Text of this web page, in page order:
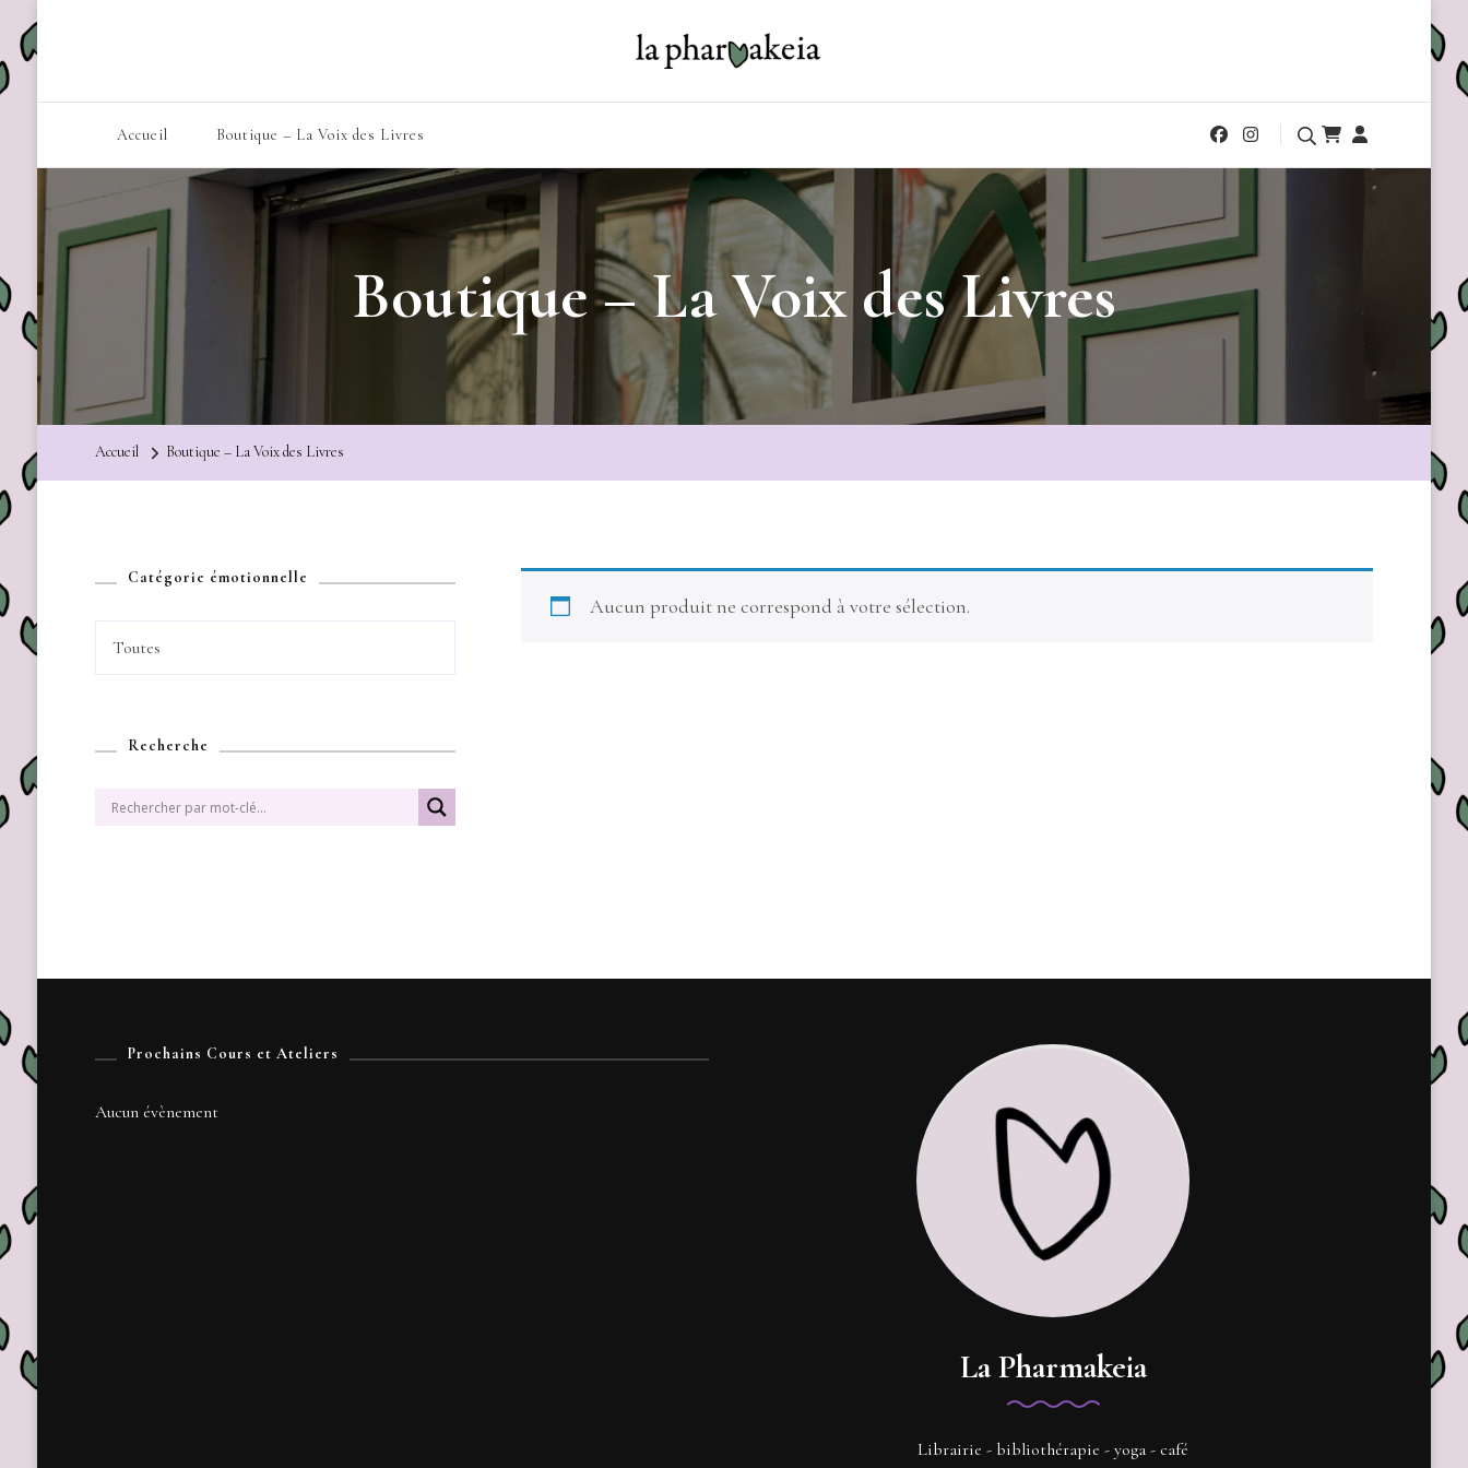
Accueil Boutique – La Voix des Livres
Boutique – La Voix des Livres
Accueil Boutique – La Voix des Livres
Aucun produit ne correspond à votre sélection.
Catégorie émotionnelle
Toutes
Recherche
Prochains Cours et Ateliers
Aucun évènement
La Pharmakeia
Librairie - bibliothérapie - yoga - café